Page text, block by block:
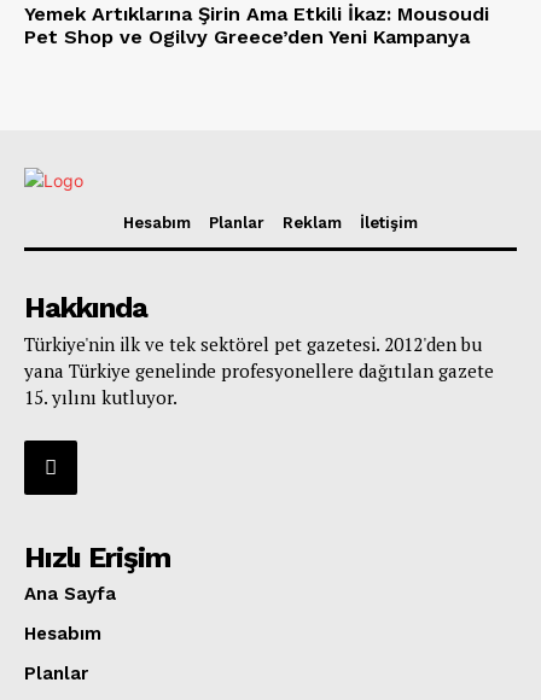
Yemek Artıklarına Şirin Ama Etkili İkaz: Mousoudi
Pet Shop ve Ogilvy Greece’den Yeni Kampanya
Hesabım Planlar Reklam İletişim
Hakkında
Türkiye'nin ilk ve tek sektörel pet gazetesi. 2012'den bu
yana Türkiye genelinde profesyonellere dağıtılan gazete
15. yılını kutluyor.
Hızlı Erişim
Ana Sayfa
Hesabım
Planlar